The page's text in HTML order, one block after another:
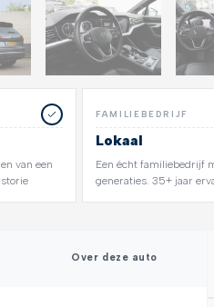
van een
FAMILIEBEDRIJF
Lokaal
Een écht familiebedrijf
generaties. 35+ jaar
Over deze auto